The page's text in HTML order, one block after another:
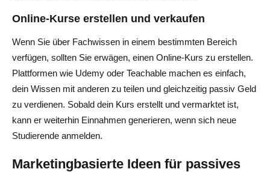
Online-Kurse erstellen und verkaufen
Wenn Sie über Fachwissen in einem bestimmten Bereich
verfügen, sollten Sie erwägen, einen Online-Kurs zu erstellen.
Plattformen wie Udemy oder Teachable machen es einfach,
dein Wissen mit anderen zu teilen und gleichzeitig passiv Geld
zu verdienen. Sobald dein Kurs erstellt und vermarktet ist,
kann er weiterhin Einnahmen generieren, wenn sich neue
Studierende anmelden.
Marketingbasierte Ideen für passives